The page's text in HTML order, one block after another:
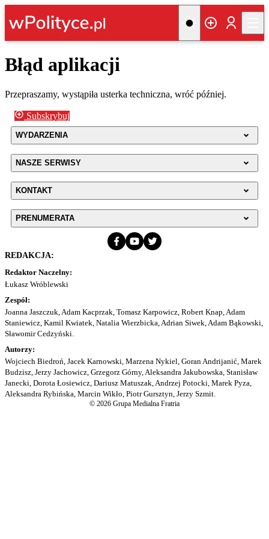
Błąd aplikacji
Przepraszamy, wystąpiła usterka techniczna, wróć później.
Subskrybuj
WYDARZENIA
NASZE SERWISY
KONTAKT
PRENUMERATA
REDAKCJA:
Redaktor Naczelny:
Łukasz Wróblewski
Zespół:
Joanna Jaszczuk, Adam Kacprzak, Tomasz Karpowicz, Robert Knap, Adam
Staniewicz, Kamil Kwiatek, Natalia Wierzbicka, Adrian Siwek, Adam Bąkowski,
Sławomir Cedzyński.
Autorzy:
Wojciech Biedroń, Jacek Karnowski, Marzena Nykiel, Goran Andrijanić, Marek
Budzisz, Jerzy Jachowicz, Grzegorz Górny, Aleksandra Jakubowska, Stanisław
Janecki, Dorota Łosiewicz, Dariusz Matuszak, Andrzej Potocki, Marek Pyza,
Aleksandra Rybińska, Marcin Wikło, Piotr Gursztyn, Jerzy Szmit.
© 2026 Grupa Medialna Fratria